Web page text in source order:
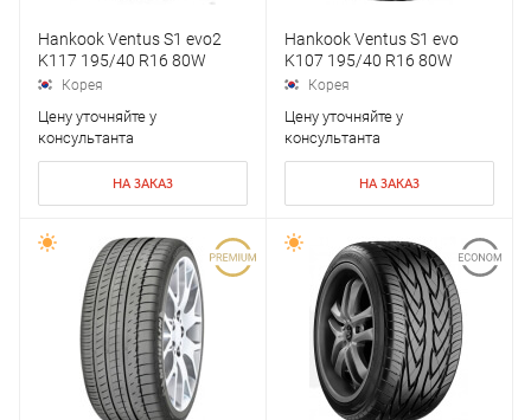
Hankook Ventus S1 evo2
K117 195/40 R16 80W
Корея
Цену уточняйте у
консультанта
НА ЗАКАЗ
Hankook Ventus S1 evo
K107 195/40 R16 80W
Корея
Цену уточняйте у
консультанта
НА ЗАКАЗ